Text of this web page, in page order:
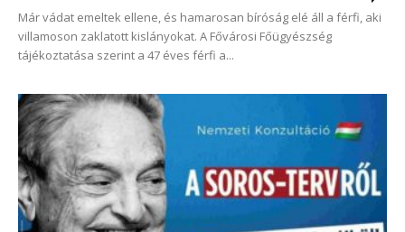
Már vádat emeltek ellene, és hamarosan bíróság elé áll a férfi, aki
villamoson zaklatott kislányokat. A Fővárosi Főügyészség
tájékoztatása szerint a 47 éves férfi a...